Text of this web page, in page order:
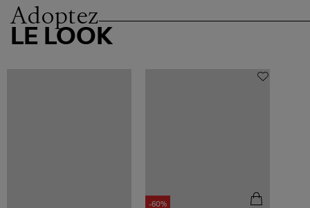
Adoptez
LE LOOK
-60%